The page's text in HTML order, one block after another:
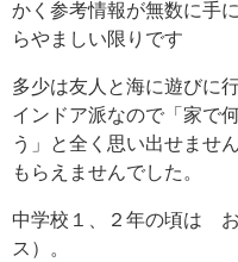
かく参考情報が無数に手
らやましい限りです
多少は友人と海に遊びに
インドア派なので「家で
う」と全く思い出せませ
もらえませんでした。
中学校１、２年の頃は
ス）。